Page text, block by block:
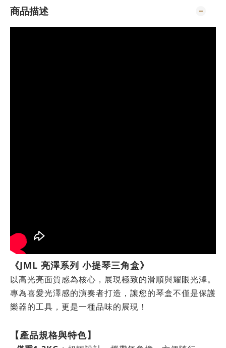
商品描述
《JML 亮澤系列 小提琴三角盒》
以高光亮面質感為核心，展現極致的滑順與耀眼光澤。
專為喜愛光澤感的演奏者打造，讓您的琴盒不僅是保護
樂器的工具，更是一種品味的展現！
【產品規格與特色】